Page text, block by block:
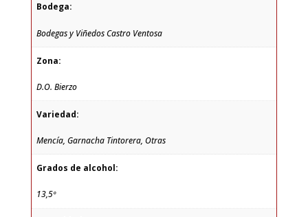
Bodega:
Bodegas y Viñedos Castro Ventosa
Zona:
D.O. Bierzo
Variedad:
Mencía, Garnacha Tintorera, Otras
Grados de alcohol:
13,5º